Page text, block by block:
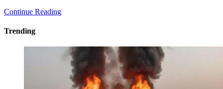
Continue Reading
Trending